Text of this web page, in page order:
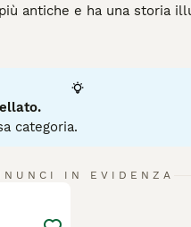
antiche e ha una storia
su questa razza di
categoria.
IN EVIDENZA